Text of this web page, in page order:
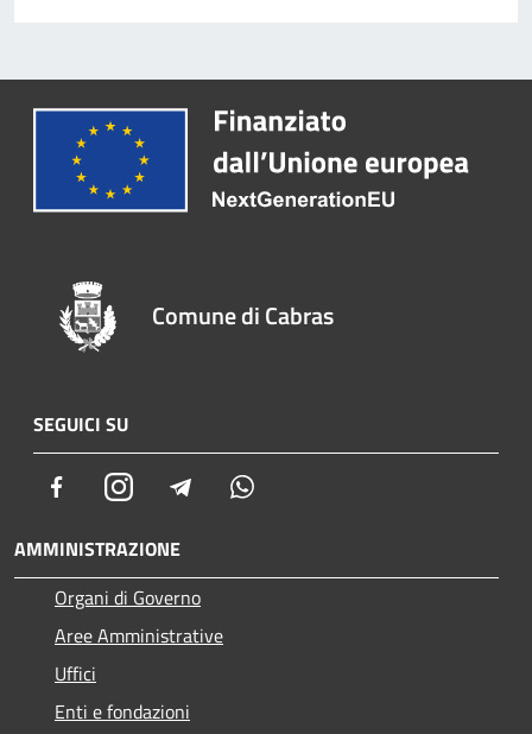
Comune di Cabras
SEGUICI SU
FacebookInstagram Telegram
AMMINISTRAZIONE
Organi di Governo
Aree Amministrative
Uffici
Enti e fondazioni